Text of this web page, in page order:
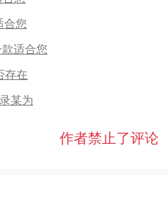
合您
适合您
存在
某为
作者禁止了评论